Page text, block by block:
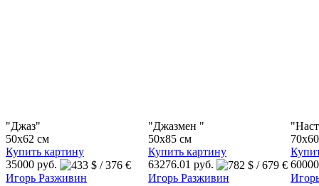
"Джаз"
50x62 см
Купить картину
35000 руб.
"Джазмен "
50x85 см
Купить картину
63276.01 руб.
Игорь Разживин
Игорь Разживин